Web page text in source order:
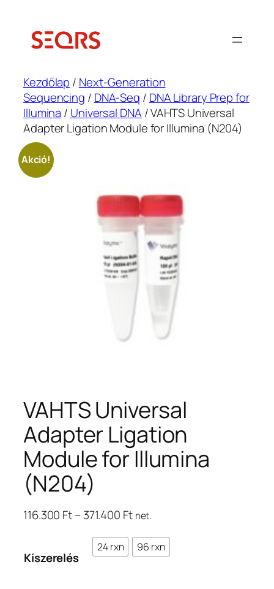
tartalomhoz
Kezdőlap / Next-Generation
Sequencing / DNA-Seq / DNA Library Prep for
Illumina / Universal DNA / VAHTS Universal
Adapter Ligation Module for Illumina (N204)
Akció!
VAHTS Universal
Adapter Ligation
Module for Illumina
(N204)
116.300 Ft– 371.400 FtÁrtartomány:
–
371.400 Ft
net.
Kiszerelés
24 rxn 96 rxn